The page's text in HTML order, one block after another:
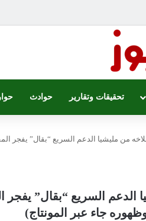
تحقيقات وتقارير حوادث
من مليشيا الدعم السريع “بقال” يفجر
الدعم السريع “بقال” يفجر
جاء عبر المونتاج)